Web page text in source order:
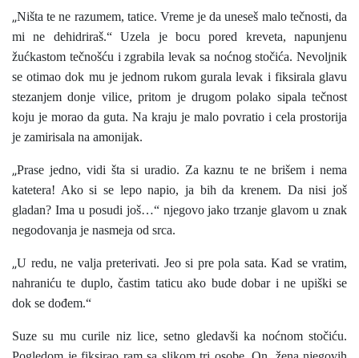
„Ništa te ne razumem, tatice. Vreme je da uneseš malo tečnosti, da
mi ne dehidriraš.“ Uzela je bocu pored kreveta, napunjenu
žućkastom tečnošću i zgrabila levak sa noćnog stočića. Nevoljnik
se otimao dok mu je jednom rukom gurala levak i fiksirala glavu
stezanjem donje vilice, pritom je drugom polako sipala tečnost
koju je morao da guta. Na kraju je malo povratio i cela prostorija
je zamirisala na amonijak.
„Prase jedno, vidi šta si uradio. Za kaznu te ne brišem i nema
katetera! Ako si se lepo napio, ja bih da krenem. Da nisi još
gladan? Ima u posudi još…“ njegovo jako trzanje glavom u znak
negodovanja je nasmeja od srca.
„U redu, ne valja preterivati. Jeo si pre pola sata. Kad se vratim,
nahraniću te duplo, častim taticu ako bude dobar i ne upiški se
dok se dođem.“
Suze su mu curile niz lice, setno gledavši ka noćnom stočiću.